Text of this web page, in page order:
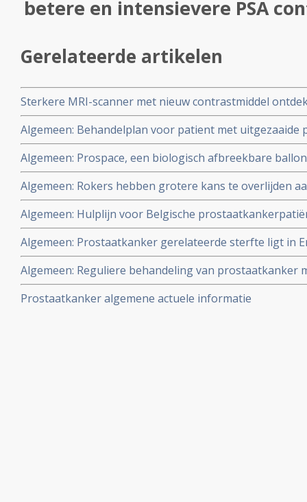
betere en intensievere PSA
Gerelateerde artikelen
Sterkere MRI-scanner met nieuw contrastmiddel
prostaatkanker in lymfklieren tot op 1 mm
aan Radboud universiteit. copy 1
Algemeen: Behandelplan voor patient met uitgezaaide
aanvullende niet toxische middelen, geschreven door
artsen
Algemeen: Prospace, een biologisch afbreekbare
69% bij bestraling van prostaatkanker blijkt uit
lijkt waardevol aanvullend middel te worden bij
Algemeen: Rokers hebben grotere kans te overlijden
prostaatkanker gerelateerd hartfalen en een grotere
behandeling dan niet rokers blijkt uit een 20 jarige
prostaatkanker.
Algemeen: Hulplijn voor Belgische
Prostaatkliniek Service Alliantie Vlaanderen.
Algemeen: Prostaatkanker gerelateerde sterfte ligt in
in Amerika blijkt uit nieuwe statistische cijfers over
intensievere PSA controle in Amerika
Algemeen: Reguliere behandeling van prostaatkanker
relatief lage PSA is zinloos. De kans aan
Gleasonscore van minder dan 7 is 1 op de 100. Artikel
Prostaatkanker algemene actuele informatie